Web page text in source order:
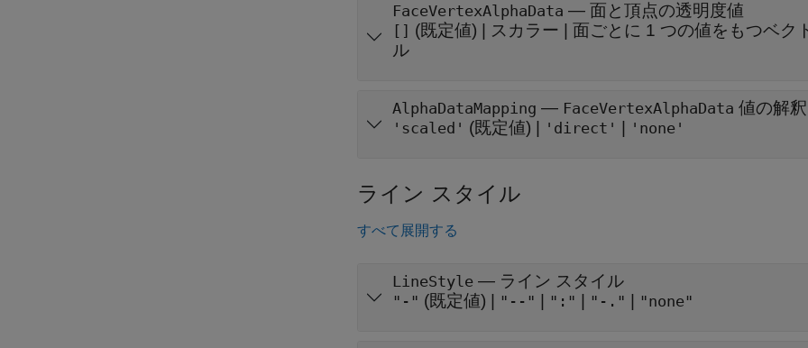
FaceVertexAlphaData — 面と頂点の透明度値
[] (既定値) | スカラー
面ごとに 1 つの値をもつベク
ル
AlphaDataMapping — FaceVertexAlphaData 値の解釈
'scaled' (既定値) | 'direct' 'none'
ライン スタイル
すべて展開する
LineStyle — ライン スタイル
"-" (既定値) | "--" ":" "-." "none"